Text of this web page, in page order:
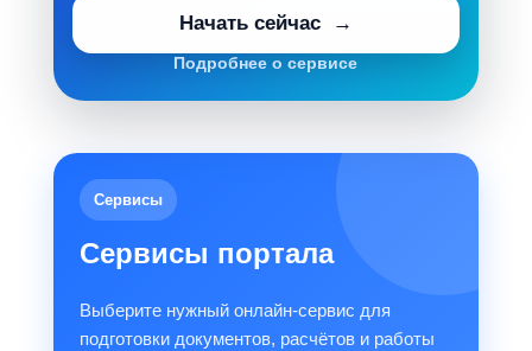
Начать сейчас
Подробнее о сервисе
Сервисы
Сервисы портала
Выберите нужный онлайн-сервис для
подготовки документов, расчётов и работы